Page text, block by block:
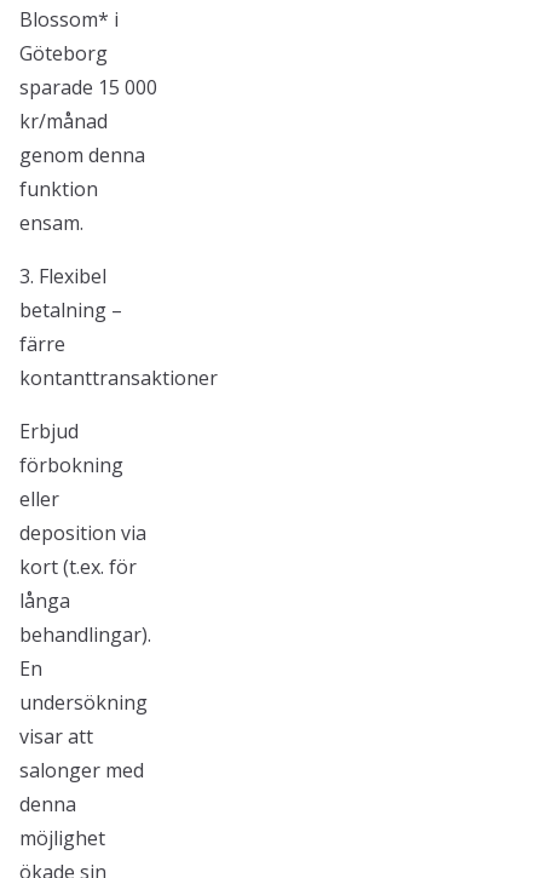
Blossom* i
Göteborg
sparade 15 000
kr/månad
genom denna
funktion
ensam.
3. Flexibel
betalning –
färre
kontanttransaktioner
Erbjud
förbokning
eller
deposition via
kort (t.ex. för
långa
behandlingar).
En
undersökning
visar att
salonger med
denna
möjlighet
ökade sin